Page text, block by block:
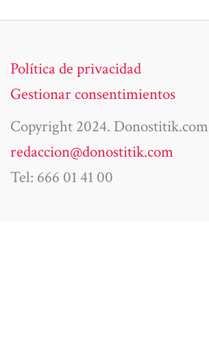
Política de privacidad
Gestionar consentimientos
Copyright 2024. Donostitik.com
redaccion@donostitik.com
Tel: 666 01 41 00